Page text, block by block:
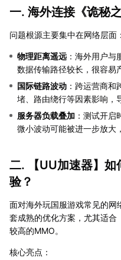
一. 海外连接《诡秘
问题根源主要集中在网络层面：
物理距离遥远 ：海外用户与
数据传输路径较长，很容易
国际链路波动 ：跨运营商
堵、路由绕行等因素影响，
服务器负载叠加 ：测试开
微小波动可能被进一步放大
二. 【UU加速器】如
验？
面对海外玩国服游戏常见的网
套成熟的优化方案，尤其适合
较高的MMO。
核心亮点：